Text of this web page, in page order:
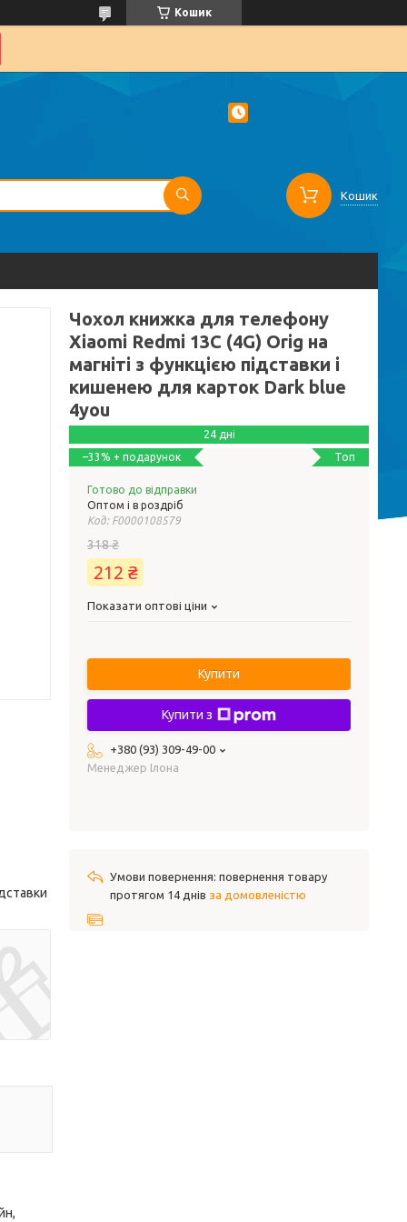
Кошик
Кошик
Чохол книжка для телефону
Xiaomi Redmi 13C (4G) Orig на
магніті з функцією підставки і
кишенею для карток Dark blue
4you
Топ
24 дні
–33%
Готово до відправки
Оптом і в роздріб
Код: F0000108579
318 ₴
212 ₴
Показати оптові ціни
Купити
Купити з
+380 (93) 309-49-00
Менеджер Ілона
повернення товару
протягом 14 днів за домовленістю